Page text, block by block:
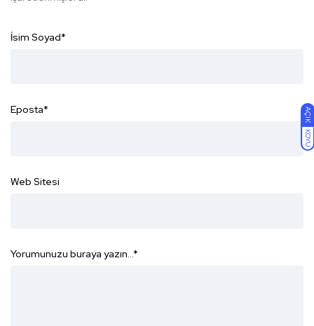
AÇIK
KOYU
İsim Soyad*
Eposta*
Web Sitesi
Yorumunuzu buraya yazın...*